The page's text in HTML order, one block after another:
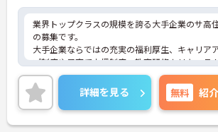
業界トップクラスの規模を誇る大手企業のサ高
の募集です。
大手企業ならではの充実の福利厚生、キャリア
プ制度や子育て支援制度、教育研修カリキュラ
等、長くお仕事ができる環境が整っています。
労働省から積極的に子育て支援に取り組む企業と
て認定を受け、次世代認定マーク「くるみんマー
ク」を取得しています。ご興味のある方は更に
をお話しますので、お気軽にご相談ください。
詳細を見る 無料 紹